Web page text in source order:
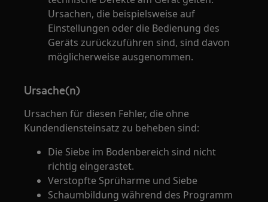
Ursachen, die beispielsweise auf
Einstellungen oder die Bedienung des
Geräts zurückzuführen sind, sind davon
möglicherweise ausgenommen.
Ursache(n)
Ursachen für diesen Fehler, die ohne
Kundendiensteinsatz zu beheben sind:
Die Siebe im Bodenbereich sind nicht
richtig eingerastet.
Verstopfte Sprüharme und Siebe
Schaumbildung während des Programm